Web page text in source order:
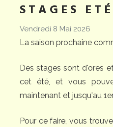
STAGES
Vendredi 8 Mai 2026
La saison prochaine
Des stages sont d'ores
cet été, et vous
maintenant et jusqu'au
Pour ce faire, vous